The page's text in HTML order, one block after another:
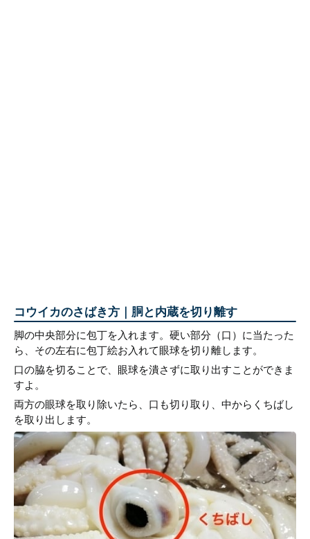
コウイカのさばき方｜胴と内蔵を切り離す
脚の中央部分に包丁を入れます。硬い部分（口）に当たった
ら、その左右に包丁絵お入れて眼球を切り離します。
口の脇を切ることで、眼球を潰さずに取り出すことができま
すよ。
両方の眼球を取り除いたら、口も切り取り、中からくちばし
を取り出します。